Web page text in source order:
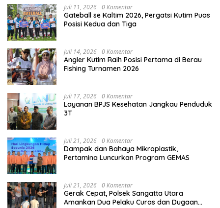
Juli 11, 2026 0 Komentar
Gateball se Kaltim 2026, Pergatsi Kutim Puas
Posisi Kedua dan Tiga
Juli 14, 2026 0 Komentar
Angler Kutim Raih Posisi Pertama di Berau
Fishing Turnamen 2026
Juli 17, 2026 0 Komentar
Layanan BPJS Kesehatan Jangkau Penduduk
3T
Juli 21, 2026 0 Komentar
Dampak dan Bahaya Mikroplastik,
Pertamina Luncurkan Program GEMAS
Juli 21, 2026 0 Komentar
Gerak Cepat, Polsek Sangatta Utara
Amankan Dua Pelaku Curas dan Dugaan